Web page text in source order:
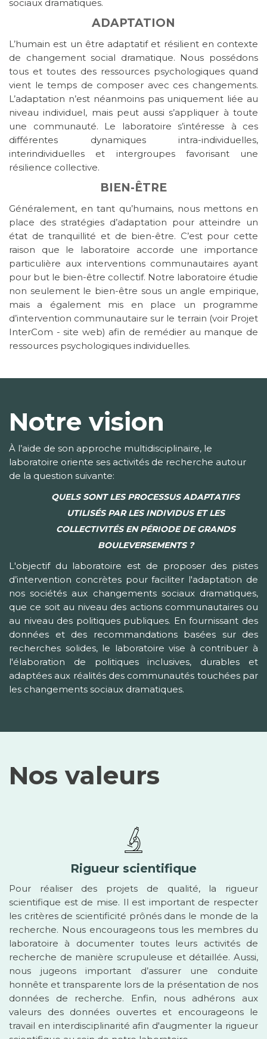
sociaux dramatiques.
ADAPTATION
L’humain est un être adaptatif et résilient en contexte
de changement social dramatique. Nous possédons
tous et toutes des ressources psychologiques quand
vient le temps de composer avec ces changements.
L’adaptation n’est néanmoins pas uniquement liée au
niveau individuel, mais peut aussi s’appliquer à toute
une communauté. Le laboratoire s’intéresse à ces
différentes dynamiques intra-individuelles,
interindividuelles et intergroupes favorisant une
résilience collective.
BIEN-ÊTRE
Généralement, en tant qu’humains, nous mettons en
place des stratégies d’adaptation pour atteindre un
état de tranquillité et de bien-être. C’est pour cette
raison que le laboratoire accorde une importance
particulière aux interventions communautaires ayant
pour but le bien-être collectif. Notre laboratoire étudie
non seulement le bien-être sous un angle empirique,
mais a également mis en place un programme
d’intervention communautaire sur le terrain (voir Projet
InterCom - site web) afin de remédier au manque de
ressources psychologiques individuelles.
Notre vision
À l’aide de son approche multidisciplinaire, le
laboratoire oriente ses activités de recherche autour
de la question suivante:
QUELS SONT LES PROCESSUS ADAPTATIFS
UTILISÉS PAR LES INDIVIDUS ET LES
COLLECTIVITÉS EN PÉRIODE DE GRANDS
BOULEVERSEMENTS ?
L'objectif du laboratoire est de proposer des pistes
d’intervention concrètes pour faciliter l'adaptation de
nos sociétés aux changements sociaux dramatiques,
que ce soit au niveau des actions communautaires ou
au niveau des politiques publiques. En fournissant des
données et des recommandations basées sur des
recherches solides, le laboratoire vise à contribuer à
l'élaboration de politiques inclusives, durables et
adaptées aux réalités des communautés touchées par
les changements sociaux dramatiques.
Nos valeurs
Rigueur scientifique
Pour réaliser des projets de qualité, la rigueur
scientifique est de mise. Il est important de respecter
les critères de scientificité prônés dans le monde de la
recherche. Nous encourageons tous les membres du
laboratoire à documenter toutes leurs activités de
recherche de manière scrupuleuse et détaillée. Aussi,
nous jugeons important d’assurer une conduite
honnête et transparente lors de la présentation de nos
données de recherche. Enfin, nous adhérons aux
valeurs des données ouvertes et encourageons le
travail en interdisciplinarité afin d'augmenter la rigueur